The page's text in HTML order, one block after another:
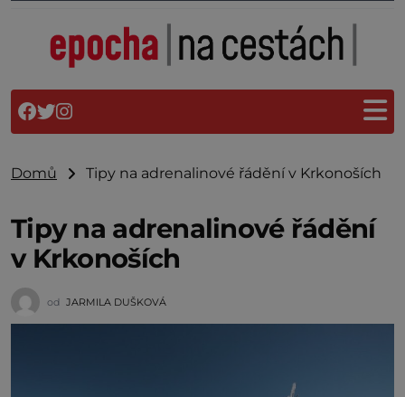
Domů Tipy na adrenalinové řádění v Krkonoších
Tipy na adrenalinové řádění
v Krkonoších
od JARMILA DUŠKOVÁ